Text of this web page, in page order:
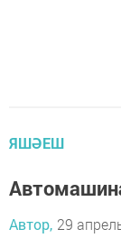
ЯШӘЕШ
Автор, 29